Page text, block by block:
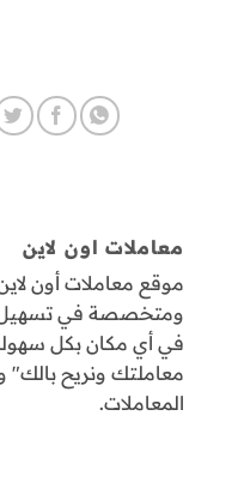
معاملات اون لاين
موقع معاملات أون
ومتخصصة في تسهيل
في أي مكان بكل
معاملتك ونريح بالك"
المعاملات.